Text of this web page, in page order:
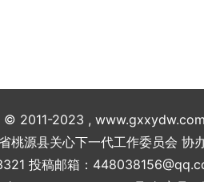
2011-2023 ,
桃源县关心下一代工作委员会 协
投稿邮箱：